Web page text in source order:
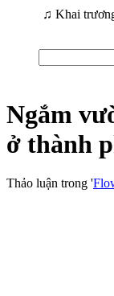
♫ Khai
Ngắm
ở thành
Thảo luận trong '